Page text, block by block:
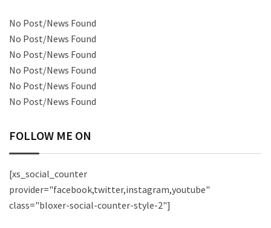
No Post/News Found
No Post/News Found
No Post/News Found
No Post/News Found
No Post/News Found
No Post/News Found
FOLLOW ME ON
[xs_social_counter
provider="facebook,twitter,instagram,youtube"
class="bloxer-social-counter-style-2"]